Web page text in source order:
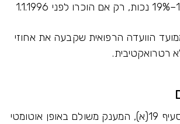
הוועדה הרפואית שקבעה את אחוזי
רטרואקטיבית.
מענק שנתי - לפי סעיף 19(א), המענק משולם באופן אוטומטי